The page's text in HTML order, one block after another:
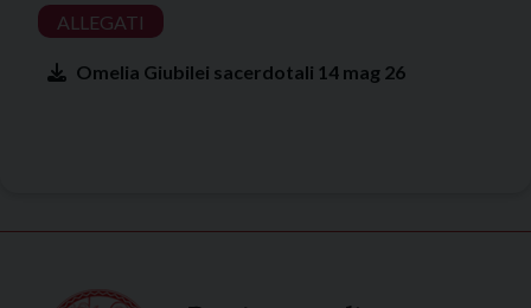
Omelia Giubilei sacerdotali 14 mag 26